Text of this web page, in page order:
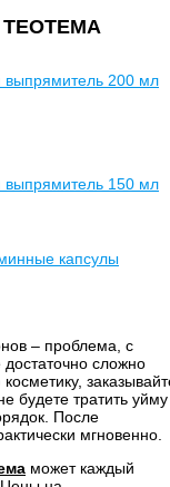
выпрямитель 200 мл
выпрямитель 150 мл
капсулы
– проблема, с
сложно
будете тратить уйму
После
мгновенно.
может каждый